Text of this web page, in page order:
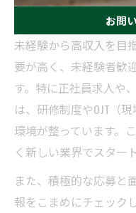
未経験で高収入を実
未経験から高収入を目
要が高く、未経験者歓
す。特に正社員求人や
は、研修制度やOJT（
環境が整っています。
く新しい業界でスター
また、積極的な応募と
報をこまめにチェック
お問
お問